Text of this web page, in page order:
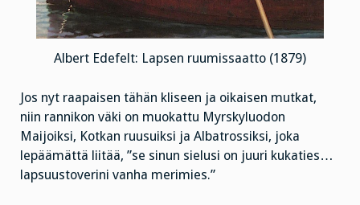
Albert Edefelt: Lapsen ruumissaatto (1879)
Jos nyt raapaisen tähän kliseen ja oikaisen mutkat,
niin rannikon väki on muokattu Myrskyluodon
Maijoiksi, Kotkan ruusuiksi ja Albatrossiksi, joka
lepäämättä liitää, ”se sinun sielusi on juuri kukaties…
lapsuustoverini vanha merimies.”